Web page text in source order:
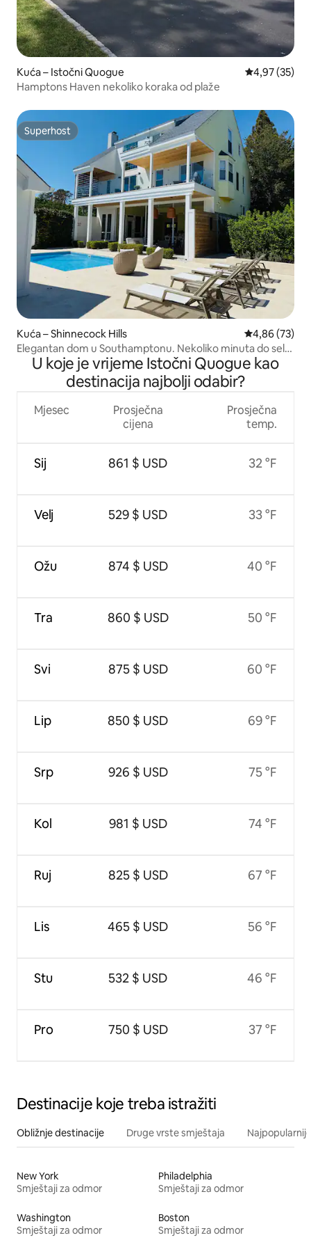
Kuća – Istočni Quogue Prosječna
4,97 (35)
Hamptons Haven nekoliko koraka od plaže
Superhost
Superhost
Kuća – Shinnecock Hills Prosječna
4,86 (73)
Elegantan dom u Southamptonu. Nekoliko minuta do sela i
plaže!U koje je vrijeme Istočni Quogue kao
destinacija najbolji odabir?
Mjesec
Sij
Velj
Ožu
Tra
Svi
Lip
Srp
Kol
Ruj
Lis
Stu
Pro
Prosječna
cijena
861 $ USD
529 $ USD
874 $ USD
860 $ USD
875 $ USD
850 $ USD
926 $ USD
981 $ USD
825 $ USD
465 $ USD
532 $ USD
750 $ USD
Prosječna
temp.
32 °F
33 °F
40 °F
50 °F
60 °F
69 °F
75 °F
74 °F
67 °F
56 °F
46 °F
37 °F
Destinacije koje treba istražiti
Obližnje destinacije Druge vrste smještaja
New York
Smještaji za odmor
Philadelphia
Smještaji za odmor
Washington
Smještaji za odmor
Boston
Smještaji za odmor